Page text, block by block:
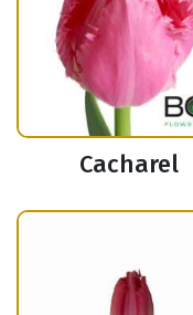
Cacharel